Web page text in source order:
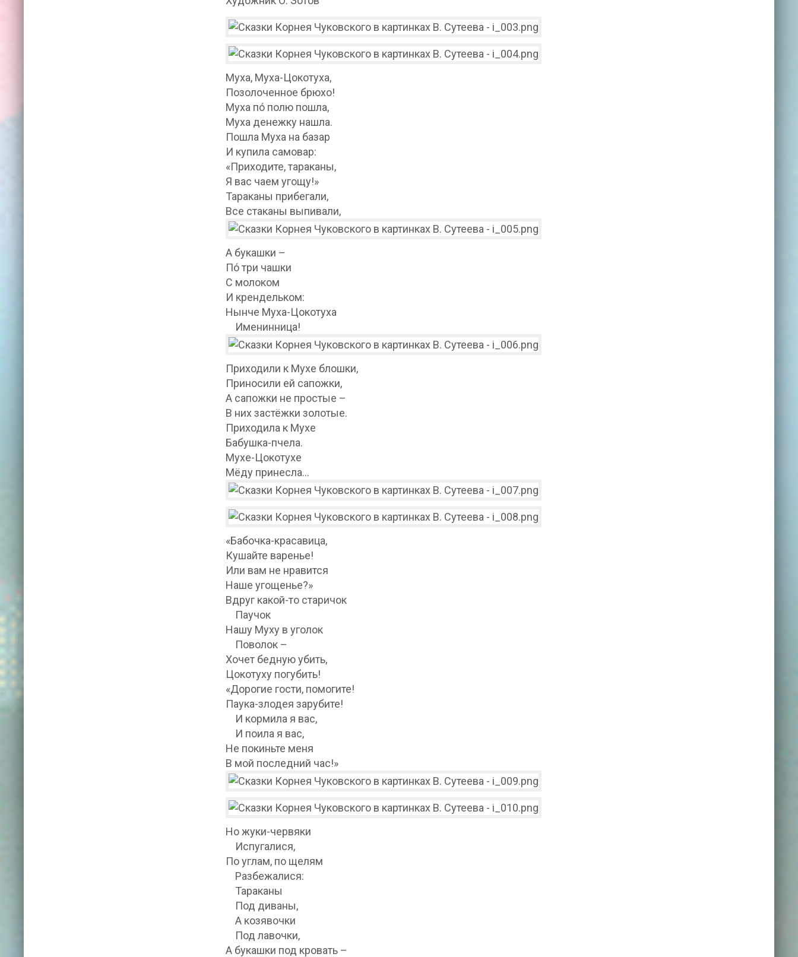
Муха, Муха-Цокотуха,
Позолоченное брюхо!
Муха по́ полю пошла,
Муха денежку нашла.
Пошла Муха на базар
И купила самовар:
«Приходите, тараканы,
Я вас чаем угощу!»
Тараканы прибегали,
Все стаканы выпивали,
А букашки –
По́ три чашки
С молоком
И крендельком:
Нынче Муха-Цокотуха
Именинница!
Приходили к Мухе блошки,
Приносили ей сапожки,
А сапожки не простые –
В них застёжки золотые.
Приходила к Мухе
Бабушка-пчела.
Мухе-Цокотухе
Мёду принесла…
«Бабочка-красавица,
Кушайте варенье!
Или вам не нравится
Наше угощенье?»
Вдруг какой-то старичок
Паучок
Нашу Муху в уголок
Поволок –
Хочет бедную убить,
Цокотуху погубить!
«Дорогие гости, помогите!
Паука-злодея зарубите!
И кормила я вас,
И поила я вас,
Не покиньте меня
В мой последний час!»
Но жуки-червяки
Испугалися,
По углам, по щелям
Разбежалися:
Тараканы
Под диваны,
А козявочки
Под лавочки,
А букашки под кровать –